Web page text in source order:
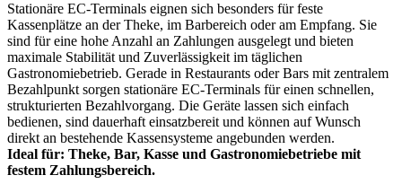
Stationäre EC-Terminals eignen sich besonders für feste
Kassenplätze an der Theke, im Barbereich oder am Empfang. Sie
sind für eine hohe Anzahl an Zahlungen ausgelegt und bieten
maximale Stabilität und Zuverlässigkeit im täglichen
Gastronomiebetrieb. Gerade in Restaurants oder Bars mit zentralem
Bezahlpunkt sorgen stationäre EC-Terminals für einen schnellen,
strukturierten Bezahlvorgang. Die Geräte lassen sich einfach
bedienen, sind dauerhaft einsatzbereit und können auf Wunsch
direkt an bestehende Kassensysteme angebunden werden.
Ideal für: Theke, Bar, Kasse und Gastronomiebetriebe mit
festem Zahlungsbereich.